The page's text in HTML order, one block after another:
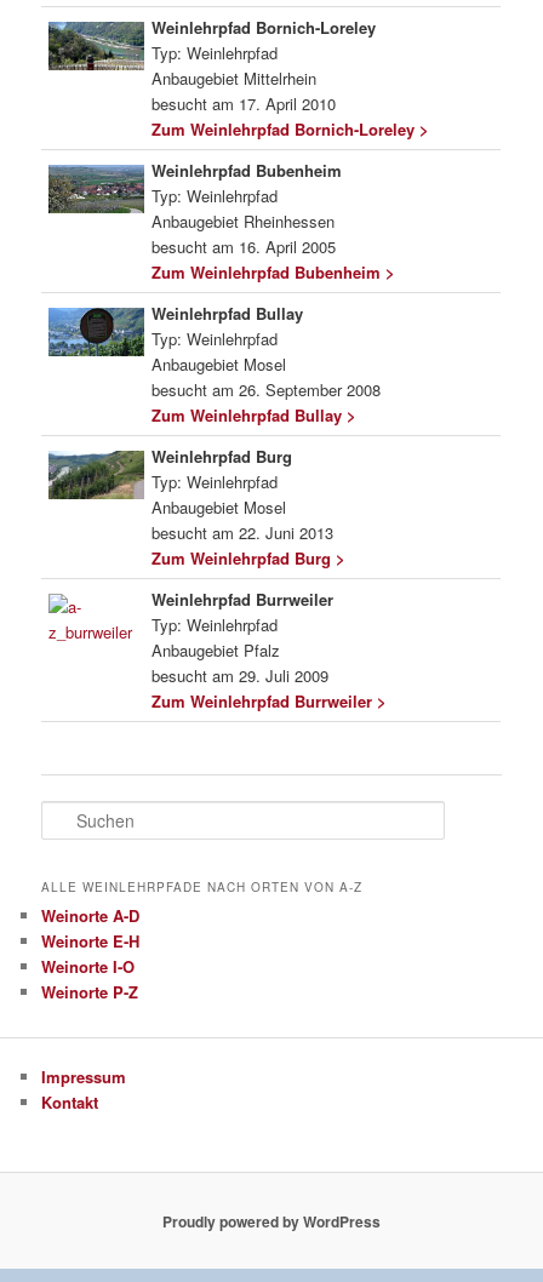
Weinlehrpfad Bornich-Loreley
Typ: Weinlehrpfad
Anbaugebiet Mittelrhein
besucht am 17. April 2010
Zum Weinlehrpfad Bornich-Loreley >
Weinlehrpfad Bubenheim
Typ: Weinlehrpfad
Anbaugebiet Rheinhessen
besucht am 16. April 2005
Zum Weinlehrpfad Bubenheim >
Weinlehrpfad Bullay
Typ: Weinlehrpfad
Anbaugebiet Mosel
besucht am 26. September 2008
Zum Weinlehrpfad Bullay >
Weinlehrpfad Burg
Typ: Weinlehrpfad
Anbaugebiet Mosel
besucht am 22. Juni 2013
Zum Weinlehrpfad Burg >
Weinlehrpfad Burrweiler
Typ: Weinlehrpfad
Anbaugebiet Pfalz
besucht am 29. Juli 2009
Zum Weinlehrpfad Burrweiler >
Suchen
ALLE WEINLEHRPFADE NACH ORTEN VON A-Z
Weinorte A-D
Weinorte E-H
Weinorte I-O
Weinorte P-Z
Impressum
Kontakt
Proudly powered by WordPress